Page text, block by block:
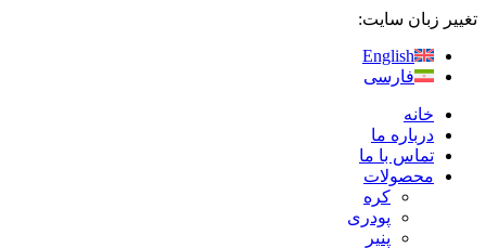
پرش
محتوا
تغییر زبان سایت:
English
فارسی
خانه
درباره ما
تماس با ما
محصولات
کره
پودری
پنیر